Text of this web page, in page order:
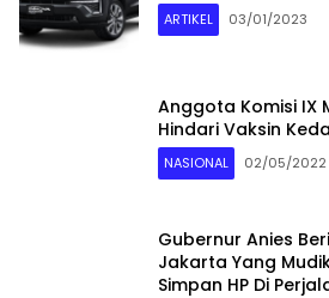
ARTIKEL 03/01/2023
Anggota Komisi IX
Hindari Vaksin
NASIONAL 02/05/2022
Gubernur Anies
Jakarta Yang
Simpan HP Di